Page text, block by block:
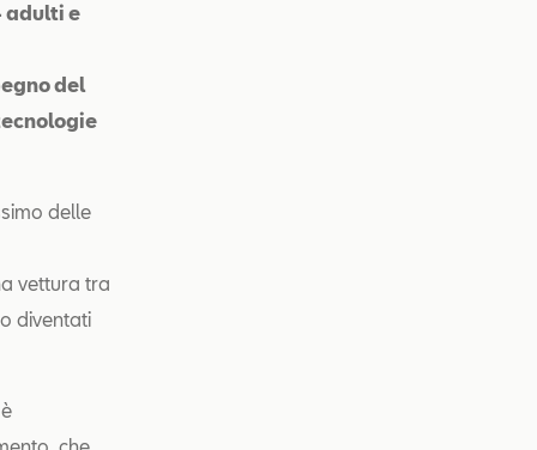
adulti e
del
delle
vettura tra
diventati